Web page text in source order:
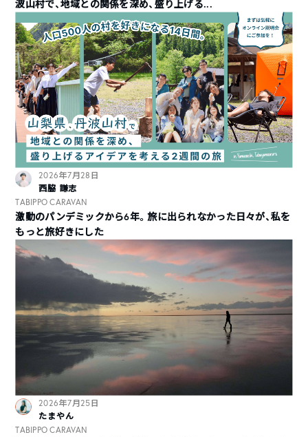
波山村で、地域との関係を深め、盛り上げる...
2026年7月28日
西脇 謙志
TABIPPO CARAVAN
激動のパンデミックから6年。旅に出られなかった日々が、私を
もっと旅好きにした
2026年7月25日
たまやん
TABIPPO CARAVAN